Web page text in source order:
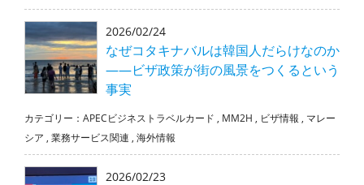
2026/02/24
なぜコタキナバルは韓国人だらけなのか
――ビザ政策が街の風景をつくるという
事実
カテゴリー： APECビジネストラベルカード , MM2H , ビザ情報 , マレー
シア , 業務サービス関連 , 海外情報
2026/02/23